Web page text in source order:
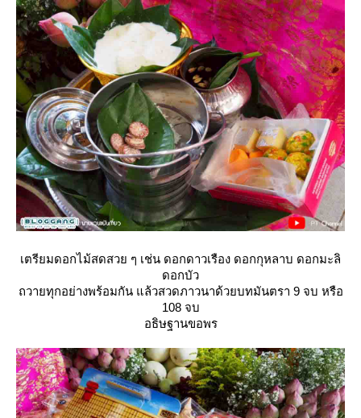
เตรียมดอกไม้สดสวย ๆ เช่น ดอกดาวเรือง ดอกกุหลาบ ดอกมะลิ
ดอกบัว
ถวายทุกอย่างพร้อมกัน แล้วสวดภาวนาด้วยบทมันตรา 9 จบ หรือ
108 จบ
อธิษฐานขอพร